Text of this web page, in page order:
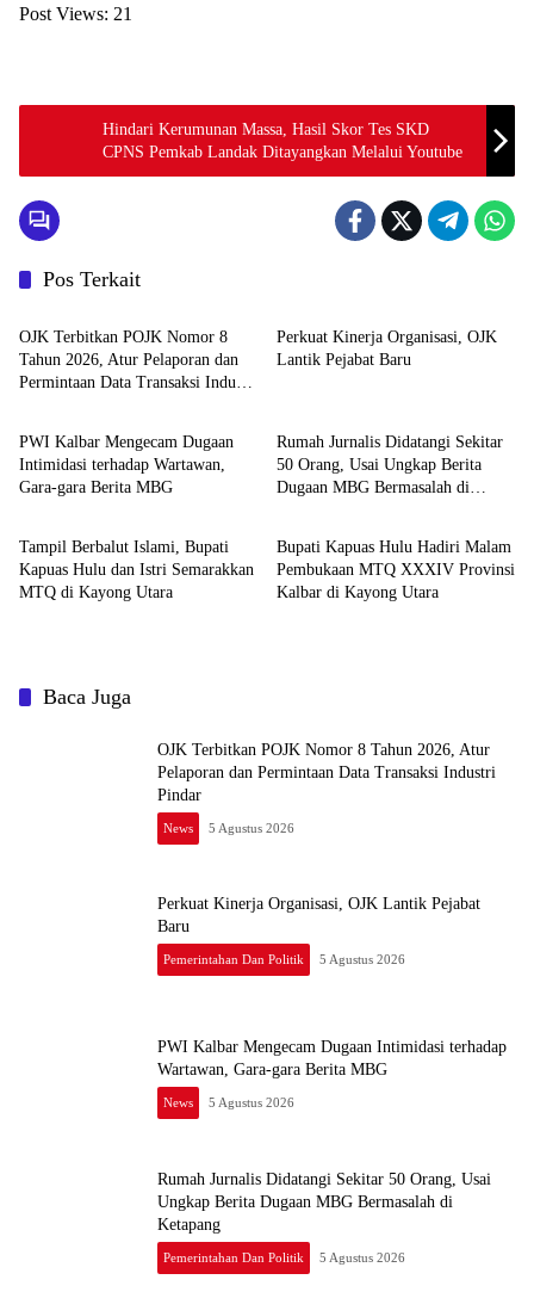
Post Views: 21
Hindari Kerumunan Massa, Hasil Skor Tes SKD
CPNS Pemkab Landak Ditayangkan Melalui Youtube
Pos Terkait
News
OJK Terbitkan POJK Nomor 8
Tahun 2026, Atur Pelaporan dan
Permintaan Data Transaksi Industri
Perkuat Kinerja Organisasi, OJK
Lantik Pejabat Baru
News
PWI Kalbar Mengecam Dugaan
Intimidasi terhadap Wartawan,
Gara-gara Berita MBG
Rumah Jurnalis Didatangi Sekitar
50 Orang, Usai Ungkap Berita
Dugaan MBG Bermasalah di
Pemerintahan dan Politik
Tampil Berbalut Islami, Bupati
Kapuas Hulu dan Istri Semarakkan
MTQ di Kayong Utara
Pemerintahan dan Politik
Bupati Kapuas Hulu Hadiri Malam
Pembukaan MTQ XXXIV Provinsi
Kalbar di Kayong Utara
Baca Juga
OJK Terbitkan POJK Nomor 8 Tahun 2026, Atur
Pelaporan dan Permintaan Data Transaksi Industri
Pindar
News 5 Agustus 2026
Perkuat Kinerja Organisasi, OJK Lantik Pejabat
Baru
Pemerintahan Dan Politik 5 Agustus 2026
PWI Kalbar Mengecam Dugaan Intimidasi terhadap
Wartawan, Gara-gara Berita MBG
News 5 Agustus 2026
Rumah Jurnalis Didatangi Sekitar 50 Orang, Usai
Ungkap Berita Dugaan MBG Bermasalah di
Ketapang
Pemerintahan Dan Politik 5 Agustus 2026